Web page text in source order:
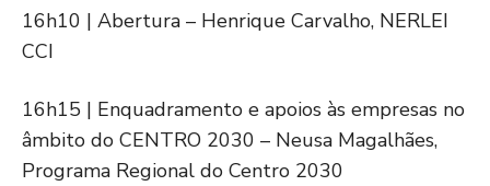
16h10 | Abertura – Henrique Carvalho, NERLEI
CCI
16h15 | Enquadramento e apoios às empresas no
âmbito do CENTRO 2030 – Neusa Magalhães,
Programa Regional do Centro 2030